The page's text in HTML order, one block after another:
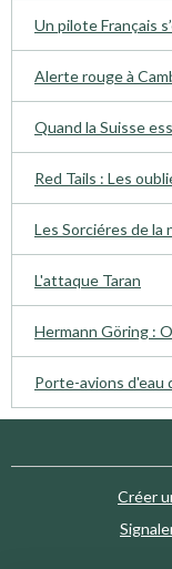
Un pilote Français
Alerte rouge à
Quand la Suisse
Red Tails : Les
Les Sorciéres de la
L'attaque Taran
Hermann Göring :
Porte-avions d'eau
Créer